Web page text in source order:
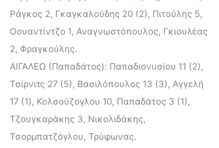
Ράγκος 2, Γκαγκαλούδης 20 (2), Πιτούλης 5,
Οουαντίντζο 1, Αναγνωστόπουλος, Γκιουλέας
2, Φραγκούλης.
ΑΙΓΑΛΕΩ (Παπαδάτος): Παπαδιονυσίου 11 (2),
Τσίρνιτς 27 (5), Βασιλόπουλος 13 (3), Αγγελή
17 (1), Κολσούζογλου 10, Παπαδάτος 3 (1),
Τζουγκαράκης 3, Νικολιδάκης,
Τσορμπατζόγλου, Τρύφωνας.